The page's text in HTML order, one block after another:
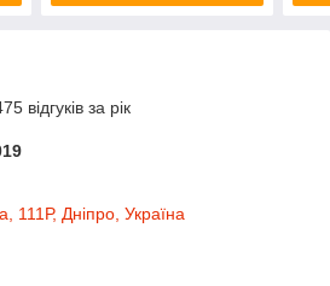
відгуків за рік
111Р, Дніпро, Україна